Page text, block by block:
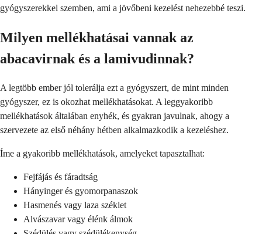
gyógyszerekkel szemben, ami a jövőbeni kezelést nehezebbé teszi.
Milyen mellékhatásai vannak az
abacavirnak és a lamivudinnak?
A legtöbb ember jól tolerálja ezt a gyógyszert, de mint minden
gyógyszer, ez is okozhat mellékhatásokat. A leggyakoribb
mellékhatások általában enyhék, és gyakran javulnak, ahogy a
szervezete az első néhány hétben alkalmazkodik a kezeléshez.
Íme a gyakoribb mellékhatások, amelyeket tapasztalhat:
Fejfájás és fáradtság
Hányinger és gyomorpanaszok
Hasmenés vagy laza széklet
Alvászavar vagy élénk álmok